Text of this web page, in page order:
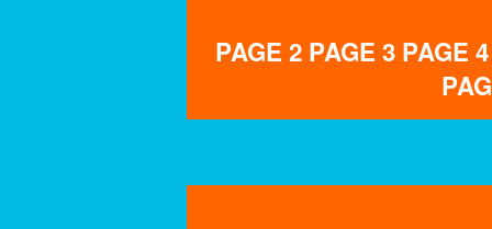
PAGE 2 PAGE 3 PAGE 4